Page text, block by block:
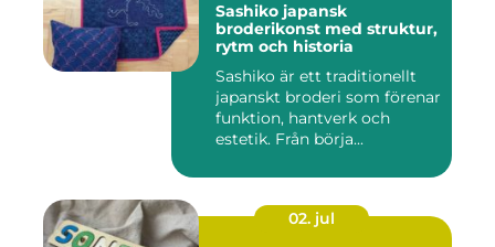
Sashiko japansk
broderikonst med struktur,
rytm och historia
Sashiko är ett traditionellt
japanskt broderi som förenar
funktion, hantverk och
estetik. Från börja...
02. jul